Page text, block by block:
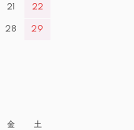
21 22
28 29
金 土